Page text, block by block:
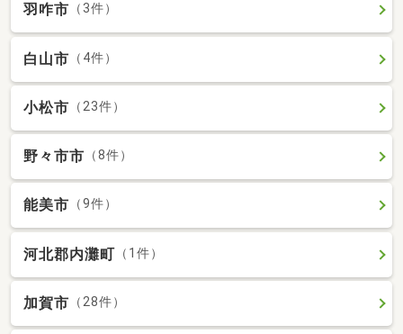
羽咋市 （3件）
白山市 （4件）
小松市 （23件）
野々市市 （8件）
能美市 （9件）
河北郡内灘町 （1件）
加賀市 （28件）